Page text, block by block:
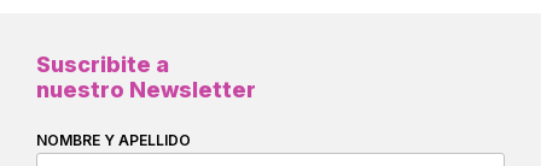
Suscribite a
nuestro Newsletter
NOMBRE Y APELLIDO